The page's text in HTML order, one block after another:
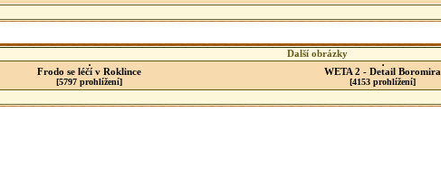
Další obrázky
Frodo se léčí v Roklince
[5797 prohlížení]
WETA 2 - Detail Boromira
[4153 prohlížení]